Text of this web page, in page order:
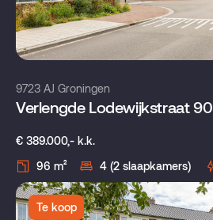
9723 AJ Groningen
Verlengde Lodewijkstraat 90
€ 389.000,- k.k.
96 m²
4 (2 slaapkamers)
Te koop